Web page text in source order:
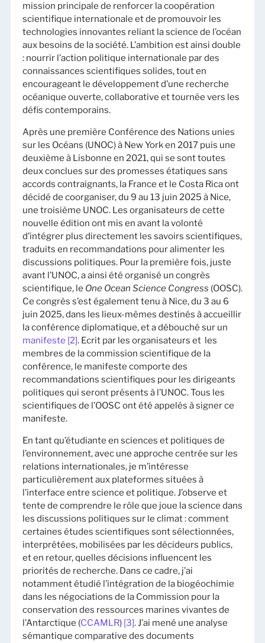
mission principale de renforcer la coopération
scientifique internationale et de promouvoir les
technologies innovantes reliant la science de l’océan
aux besoins de la société. L’ambition est ainsi double
: nourrir l’action politique internationale par des
connaissances scientifiques solides, tout en
encourageant le développement d’une recherche
océanique ouverte, collaborative et tournée vers les
défis contemporains.
Après une première Conférence des Nations unies
sur les Océans (UNOC) à New York en 2017 puis une
deuxième à Lisbonne en 2021, qui se sont toutes
deux conclues sur des promesses étatiques sans
accords contraignants, la France et le Costa Rica ont
décidé de coorganiser, du 9 au 13 juin 2025 à Nice,
une troisième UNOC. Les organisateurs de cette
nouvelle édition ont mis en avant la volonté
d’intégrer plus directement les savoirs scientifiques,
traduits en recommandations pour alimenter les
discussions politiques. Pour la première fois, juste
avant l’UNOC, a ainsi été organisé un congrès
scientifique, le One Ocean Science Congress (OOSC).
Ce congrès s’est également tenu à Nice, du 3 au 6
juin 2025, dans les lieux-mêmes destinés à accueillir
la conférence diplomatique, et a débouché sur un
manifeste [2]. Ecrit par les organisateurs et les
membres de la commission scientifique de la
conférence, le manifeste comporte des
recommandations scientifiques pour les dirigeants
politiques qui seront présents à l’UNOC. Tous les
scientifiques de l’OOSC ont été appelés à signer ce
manifeste.
En tant qu’étudiante en sciences et politiques de
l’environnement, avec une approche centrée sur les
relations internationales, je m’intéresse
particulièrement aux plateformes situées à
l’interface entre science et politique. J’observe et
tente de comprendre le rôle que joue la science dans
les discussions politiques sur le climat : comment
certaines études scientifiques sont sélectionnées,
interprétées, mobilisées par les décideurs publics,
et en retour, quelles décisions influencent les
priorités de recherche. Dans ce cadre, j’ai
notamment étudié l’intégration de la biogéochimie
dans les négociations de la Commission pour la
conservation des ressources marines vivantes de
l’Antarctique (CCAMLR) [3]. J’ai mené une analyse
sémantique comparative des documents